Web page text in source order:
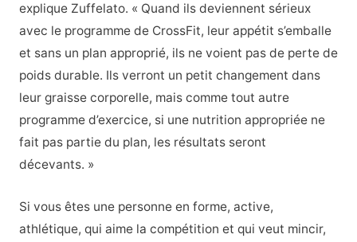
explique Zuffelato. « Quand ils deviennent sérieux
avec le programme de CrossFit, leur appétit s’emballe
et sans un plan approprié, ils ne voient pas de perte de
poids durable. Ils verront un petit changement dans
leur graisse corporelle, mais comme tout autre
programme d’exercice, si une nutrition appropriée ne
fait pas partie du plan, les résultats seront
décevants. »
Si vous êtes une personne en forme, active,
athlétique, qui aime la compétition et qui veut mincir,